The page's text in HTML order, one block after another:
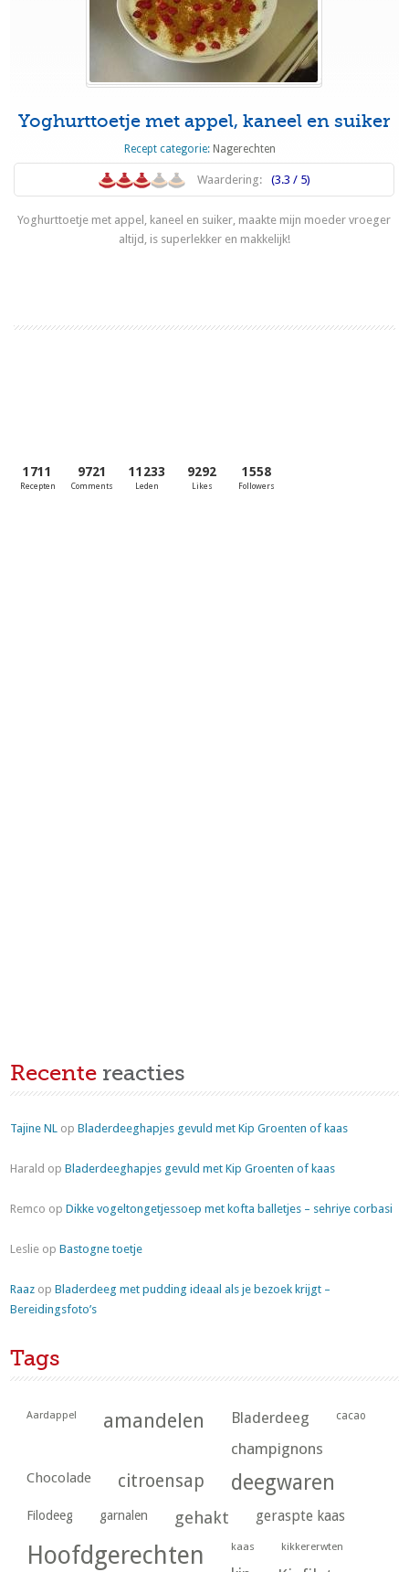
Yoghurttoetje met appel, kaneel en suiker
Recept categorie: Nagerechten
Waardering: (3.3 / 5)
Yoghurttoetje met appel, kaneel en suiker, maakte mijn moeder vroeger
altijd, is superlekker en makkelijk!
1711
Recepten
9721
Comments
11233
Leden
9292
Likes
1558
Followers
Recente reacties
Tajine NL opBladerdeeghapjes gevuld met Kip Groenten of kaas
Harald opBladerdeeghapjes gevuld met Kip Groenten of kaas
Remco opDikke vogeltongetjessoep met kofta balletjes – sehriye corbasi
Leslie opBastogne toetje
Raaz opBladerdeeg met pudding ideaal als je bezoek krijgt –
Bereidingsfoto’s
Tags
Aardappel amandelen Bladerdeeg cacao
champignons
Chocolade citroensap deegwaren
Filodeeg garnalen gehakt geraspte kaas
Hoofdgerechten kaas kikkererwten